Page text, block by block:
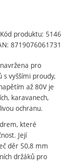
Kód produktu: 5146
8719076061731
pro
s vyššími proudy,
až 80V je
karavanech,
ochranu.
které
Její
děr 50,8 mm
držáků pro